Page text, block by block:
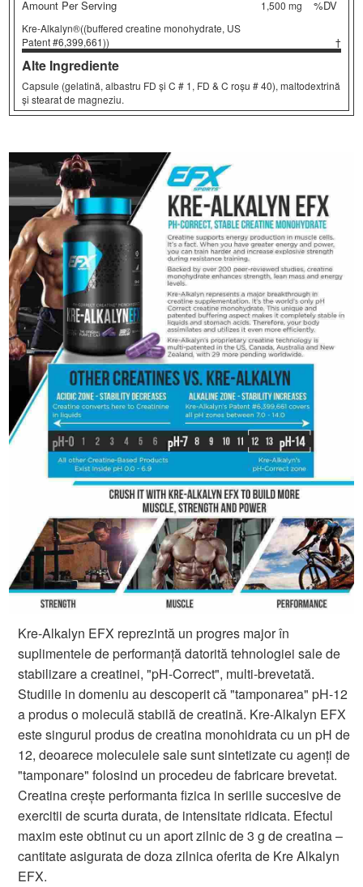
Amount Per Serving %DV
Kre-Alkalyn®((buffered creatine monohydrate, US
Patent #6,399,661))
1,500 mg
†
Alte Ingrediente
Capsule (gelatină, albastru FD și C # 1, FD & C roșu # 40), maltodextrină
și stearat de magneziu.
Kre-Alkalyn EFX reprezintă un progres major în
suplimentele de performanță datorită tehnologiei sale de
stabilizare a creatinei, "pH-Correct", multi-brevetată.
Studiile in domeniu au descoperit că "tamponarea" pH-12
a produs o moleculă stabilă de creatină. Kre-Alkalyn EFX
este singurul produs de creatina monohidrata cu un pH de
12, deoarece moleculele sale sunt sintetizate cu agenți de
"tamponare" folosind un procedeu de fabricare brevetat.
Creatina crește performanta fizica in seriile succesive de
exercitii de scurta durata, de intensitate ridicata. Efectul
maxim este obtinut cu un aport zilnic de 3 g de creatina –
cantitate asigurata de doza zilnica oferita de Kre Alkalyn
EFX.